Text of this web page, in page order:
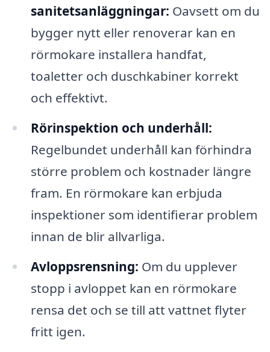
sanitetsanläggningar: Oavsett om du
bygger nytt eller renoverar kan en
rörmokare installera handfat,
toaletter och duschkabiner korrekt
och effektivt.
Rörinspektion och underhåll:
Regelbundet underhåll kan förhindra
större problem och kostnader längre
fram. En rörmokare kan erbjuda
inspektioner som identifierar problem
innan de blir allvarliga.
Avloppsrensning: Om du upplever
stopp i avloppet kan en rörmokare
rensa det och se till att vattnet flyter
fritt igen.